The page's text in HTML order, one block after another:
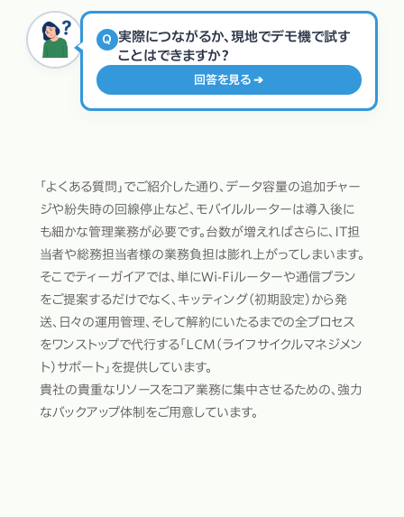
Q
実際につながるか、現地でデモ機で試す
ことはできますか？
回答を見る ➔
「よくある質問」でご紹介した通り、データ容量の追加チャー
ジや紛失時の回線停止など、モバイルルーターは導入後に
も細かな管理業務が必要です。台数が増えればさらに、IT担
当者や総務担当者様の業務負担は膨れ上がってしまいます。
そこでティーガイアでは、単にWi-Fiルーターや通信プラン
をご提案するだけでなく、キッティング（初期設定）から発
送、日々の運用管理、そして解約にいたるまでの全プロセス
をワンストップで代行する「LCM（ライフサイクルマネジメン
ト）サポート」を提供しています。
貴社の貴重なリソースをコア業務に集中させるための、強力
なバックアップ体制をご用意しています。